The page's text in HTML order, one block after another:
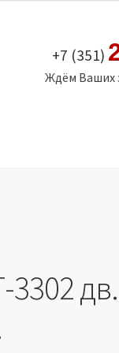
+7 (351)
Ждём Ваших